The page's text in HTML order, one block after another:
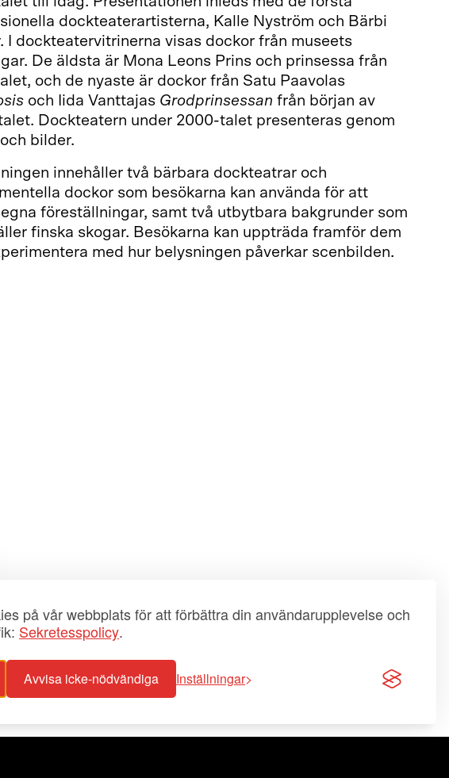
på vår webbplats för att förbättra din användarupplevelse och
Sekretesspolicy.
Avvisa icke-nödvändiga Inställningar
dockteaterartisterna, Kalle Nyström och Bärbi
I dockteatervitrinerna visas dockor från museets
De äldsta är Mona Leons Prins och prinsessa från
och de nyaste är dockor från Satu Paavolas
och Iida Vanttajas Grodprinsessan från början av
Dockteatern under 2000-talet presenteras genom
bilder.
innehåller två bärbara dockteatrar och
dockor som besökarna kan använda för att
föreställningar, samt två utbytbara bakgrunder som
finska skogar. Besökarna kan uppträda framför dem
med hur belysningen påverkar scenbilden.